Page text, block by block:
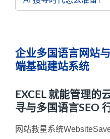
企业多国语言网站
端基础建站系统
EXCEL 就能管理的
寻与多国语言SEO
网站救星系统